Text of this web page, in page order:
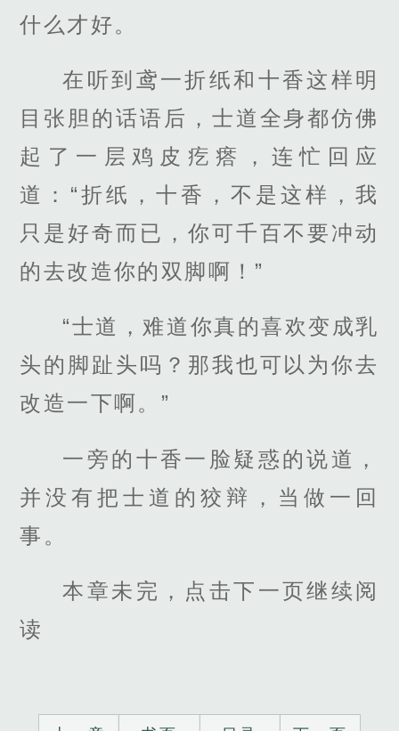
什么才好。
在听到鸢一折纸和十香这样明
目张胆的话语后，士道全身都仿佛
起了一层鸡皮疙瘩，连忙回应
道：“折纸，十香，不是这样，我
只是好奇而已，你可千百不要冲动
的去改造你的双脚啊！”
“士道，难道你真的喜欢变成乳
头的脚趾头吗？那我也可以为你去
改造一下啊。”
一旁的十香一脸疑惑的说道，
并没有把士道的狡辩，当做一回
事。
本章未完，点击下一页继续阅
读